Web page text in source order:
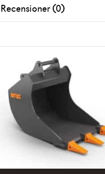
Recensioner (0)